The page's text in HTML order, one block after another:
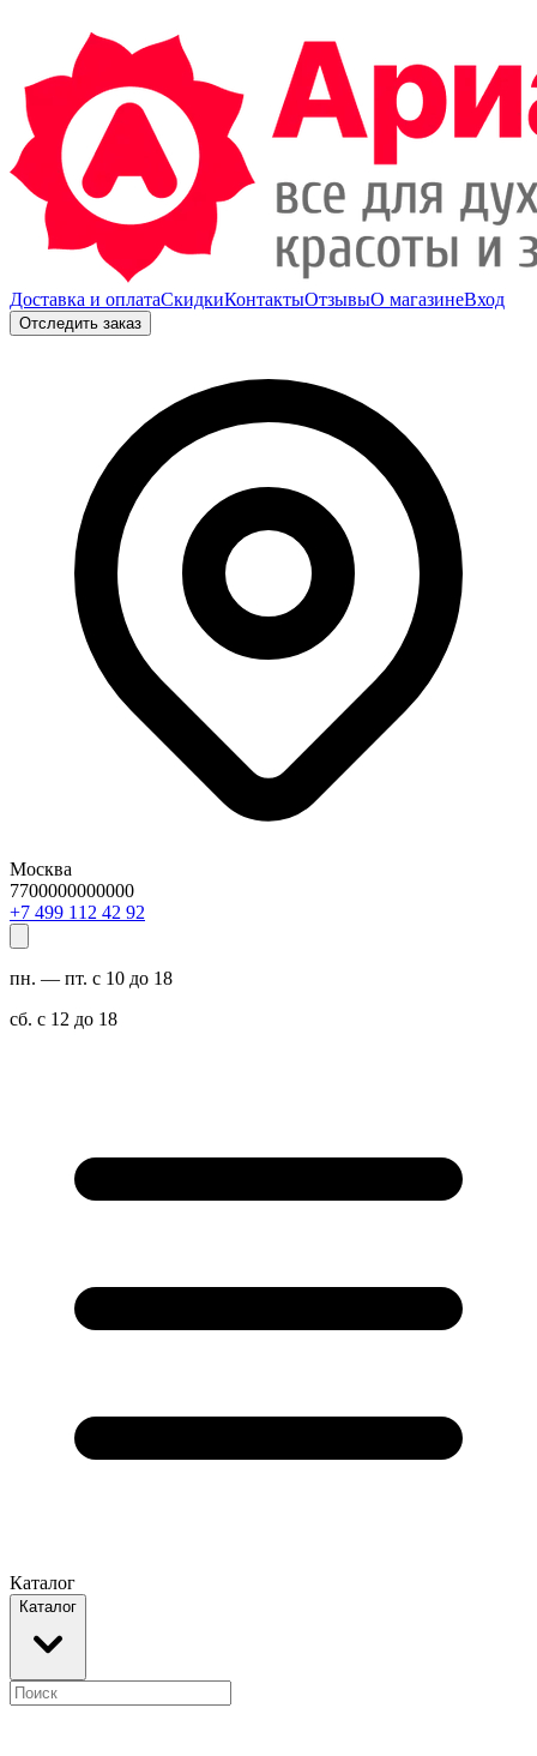
Доставка и оплатаСкидкиКонтактыОтзывыО магазинеВход
Отследить заказ
Москва
7700000000000
29 24 211 994 7+
пн. — пт. с 10 до 18
сб. с 12 до 18
Каталог
Каталог